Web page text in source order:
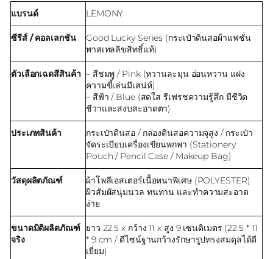
แบรนด์ LEMONY
ซีรีส์ / คอลเลกชัน
Good Lucky Series (กระเป๋าดินสอผ้าแฟชั่น
พาสเทลลิขสิทธิ์แท้)
ตัวเลือกเฉดสีสินค้า – สีชมพู / Pink (หวานละมุน อ่อนหวาน แฝง
ความขี้เล่นมีเสน่ห์)
– สีฟ้า / Blue (สดใส รีเฟรชความรู้สึก มีชีวิต
ชีวาและสงบสะอาดตา)
ประเภทสินค้า
กระเป๋าดินสอ / กล่องดินสอความจุสูง / กระเป๋า
จัดระเบียบเครื่องเขียนพกพา (Stationery
Pouch / Pencil Case / Makeup Bag)
วัสดุผลิตภัณฑ์
ผ้าโพลีเอสเตอร์เนื้อหนาพิเศษ (POLYESTER)
ผิวสัมผัสนุ่มนวล ทนทาน และทำความสะอาด
ง่าย
ขนาดมิติผลิตภัณฑ์
จริง
ยาว 22.5 x กว้าง 11 x สูง 9 เซนติเมตร (22.5 * 11
* 9 cm / ดีไซน์ฐานกว้างรักษารูปทรงสมดุลได้ดี
เยี่ยม)